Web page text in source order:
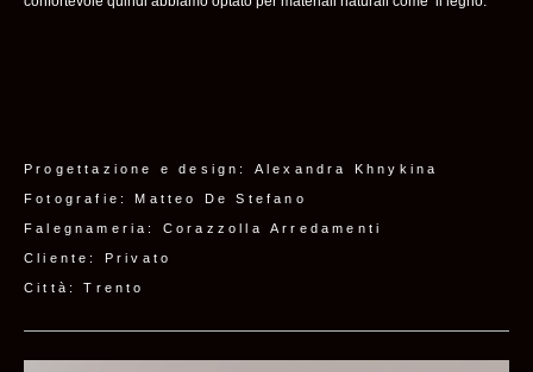
Progettazione e design: Alexandra Khnykina
Fotografie: Matteo De Stefano
Falegnameria: Corazzolla Arredamenti
Cliente: Privato
Città: Trento